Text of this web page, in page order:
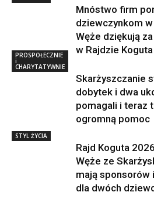
Mnóstwo firm
dziewczynkom
Węże dziękują
w Rajdzie
PROSPOŁECZNIE
i
CHARYTATYWNIE
Skarżyszczanie
dobytek i dwa
pomagali i teraz
ogromną pomoc
STYL ŻYCIA
Rajd Koguta
Węże ze
mają sponsorów
dla dwóch